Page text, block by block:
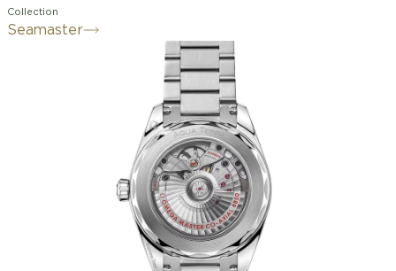
Collection
Seamaster